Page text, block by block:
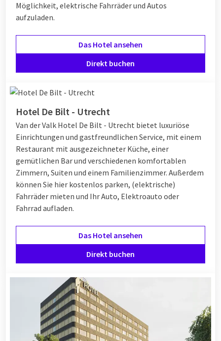
Möglichkeit, elektrische Fahrräder und Autos
aufzuladen.
Das Hotel ansehen
Direkt buchen
Hotel De Bilt - Utrecht
Van der Valk Hotel De Bilt - Utrecht bietet luxuriöse
Einrichtungen und gastfreundlichen Service, mit einem
Restaurant mit ausgezeichneter Küche, einer
gemütlichen Bar und verschiedenen komfortablen
Zimmern, Suiten und einem Familienzimmer. Außerdem
können Sie hier kostenlos parken, (elektrische)
Fahrräder mieten und Ihr Auto, Elektroauto oder
Fahrrad aufladen.
Das Hotel ansehen
Direkt buchen